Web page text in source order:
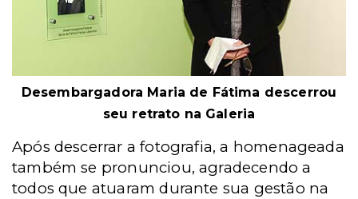
Desembargadora Maria de Fátima descerrou
seu retrato na Galeria
Após descerrar a fotografia, a homenageada
também se pronunciou, agradecendo a
todos que atuaram durante sua gestão na